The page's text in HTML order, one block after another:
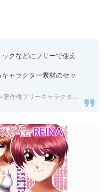
クなどにフリーで使え
ャラクター素材のセッ
クター素材 REINA [少年MAX] | DLsite 同人